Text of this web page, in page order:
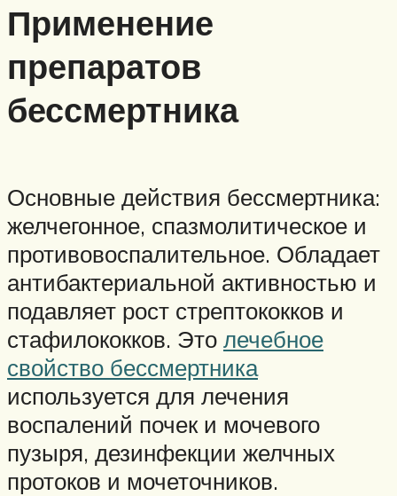
Применение
препаратов
бессмертника
Основные действия бессмертника:
желчегонное, спазмолитическое и
противовоспалительное. Обладает
антибактериальной активностью и
подавляет рост стрептококков и
стафилококков. Это лечебное
свойство бессмертника
используется для лечения
воспалений почек и мочевого
пузыря, дезинфекции желчных
протоков и мочеточников.